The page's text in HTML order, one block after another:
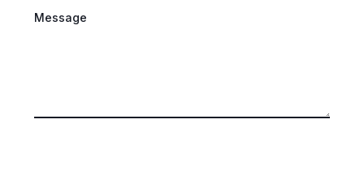
Message